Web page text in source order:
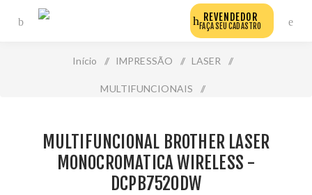
REVENDEDOR
FAÇA SEU CADASTRO
Início / IMPRESSÃO / LASER /
MULTIFUNCIONAIS /
Dcpb7520dw
MULTIFUNCIONAL BROTHER LASER
MONOCROMATICA WIRELESS -
DCPB7520DW